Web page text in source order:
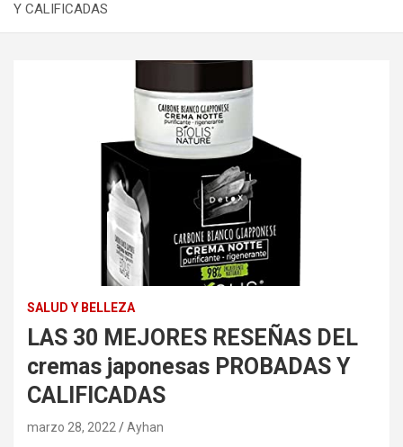
Y CALIFICADAS
SALUD Y BELLEZA
LAS 30 MEJORES RESEÑAS DEL
cremas japonesas PROBADAS Y
CALIFICADAS
marzo 28, 2022 Ayhan